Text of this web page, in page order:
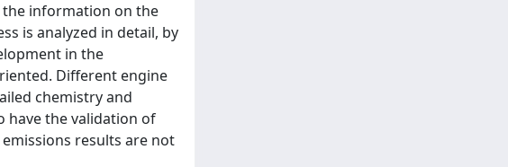
the information on the
is analyzed in detail, by
in the
Different engine
chemistry and
have the validation of
results are not